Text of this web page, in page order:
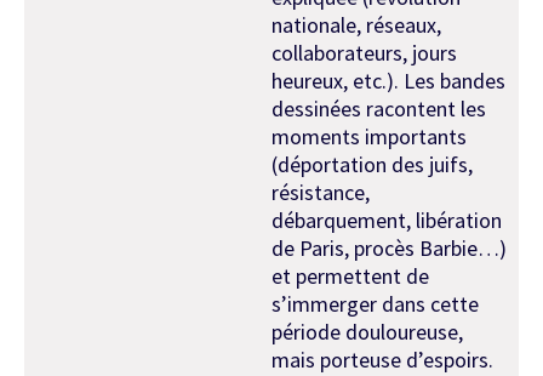
nationale, réseaux,
collaborateurs, jours
heureux, etc.). Les bandes
dessinées racontent les
moments importants
(déportation des juifs,
résistance,
débarquement, libération
de Paris, procès Barbie…)
et permettent de
s’immerger dans cette
période douloureuse,
mais porteuse d’espoirs.